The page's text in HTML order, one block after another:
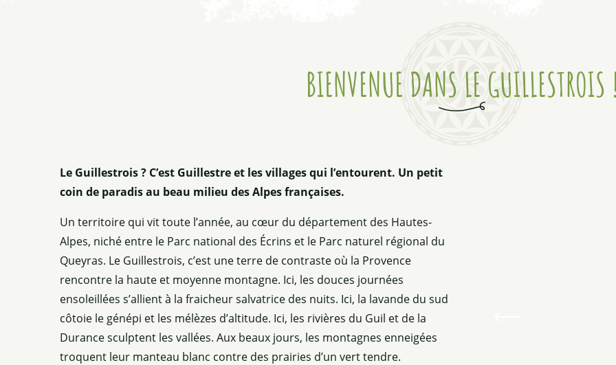
BIENVENUE DANS LE
Le Guillestrois ? C’est Guillestre et les villages qui l’entourent. Un petit
coin de paradis au beau milieu des Alpes françaises.
Un territoire qui vit toute l’année, au cœur du département des Hautes-
Alpes, niché entre le Parc national des Écrins et le Parc naturel régional du
Queyras. Le Guillestrois, c’est une terre de contraste où la Provence
rencontre la haute et moyenne montagne. Ici, les douces journées
ensoleillées s’allient à la fraicheur salvatrice des nuits. Ici, la lavande du sud
côtoie le génépi et les mélèzes d’altitude. Ici, les rivières du Guil et de la
Durance sculptent les vallées. Aux beaux jours, les montagnes enneigées
troquent leur manteau blanc contre des prairies d’un vert tendre.